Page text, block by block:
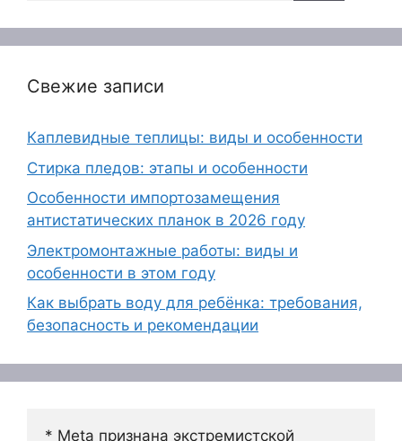
Свежие записи
Каплевидные теплицы: виды и особенности
Стирка пледов: этапы и особенности
Особенности импортозамещения
антистатических планок в 2026 году
Электромонтажные работы: виды и
особенности в этом году
Как выбрать воду для ребёнка: требования,
безопасность и рекомендации
* Meta признана экстремистской